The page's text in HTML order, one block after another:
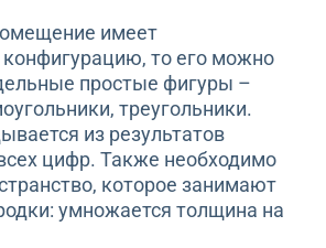
имеет
то его можно
простые фигуры –
треугольники.
из результатов
цифр. Также необходимо
которое занимают
умножается толщина на